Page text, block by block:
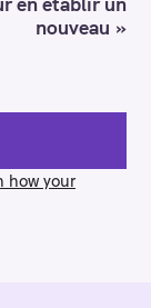
nouveau »
how your